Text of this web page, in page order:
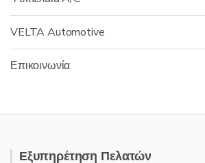
VELTA Automotive
Επικοινωνία
Εξυπηρέτηση Πελατών